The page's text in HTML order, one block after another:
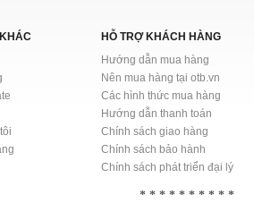
HỖ TRỢ KHÁCH HÀNG
Hướng dẫn mua hàng
Nên mua hàng tại otb.vn
Các hình thức mua hàng
Hướng dẫn thanh toán
Chính sách giao hàng
Chính sách bảo hành
Chính sách phát triển đại lý
* * * * * * * * * *